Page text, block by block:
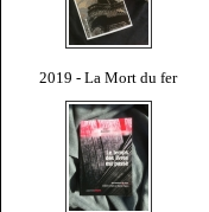
2019 - La Mort du fer